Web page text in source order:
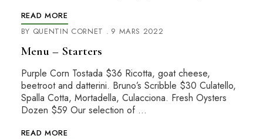
READ MORE
BY QUENTIN CORNET 9 MARS 2022
Menu – Starters
Purple Corn Tostada $36 Ricotta, goat cheese,
beetroot and datterini. Bruno’s Scribble $30 Culatello,
Spalla Cotta, Mortadella, Culacciona. Fresh Oysters
Dozen $59 Our selection of …
READ MORE